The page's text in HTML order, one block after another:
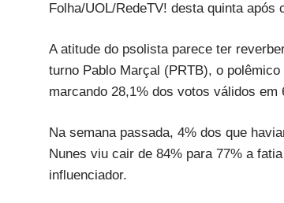
Folha/UOL/RedeTV! desta quinta
A atitude do psolista parece ter
turno Pablo Marçal (PRTB), o
marcando 28,1% dos votos válidos em
Na semana passada, 4% dos que
Nunes viu cair de 84% para 77% a
influenciador.